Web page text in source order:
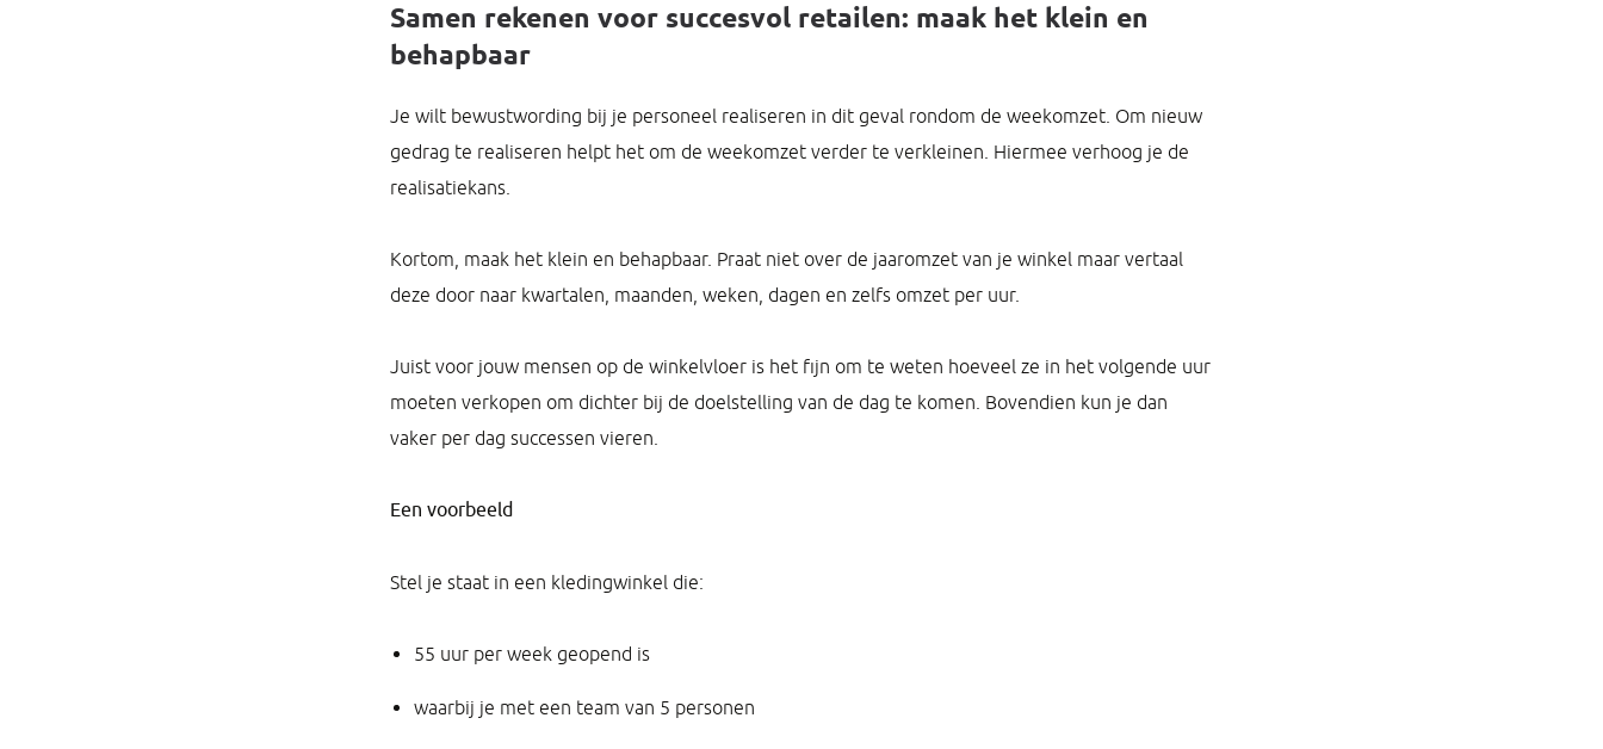
Samen rekenen voor succesvol retailen: maak het klein en
behapbaar
Je wilt bewustwording bij je personeel realiseren in dit geval rondom de weekomzet. Om nieuw
gedrag te realiseren helpt het om de weekomzet verder te verkleinen. Hiermee verhoog je de
realisatiekans.
Kortom, maak het klein en behapbaar. Praat niet over de jaaromzet van je winkel maar vertaal
deze door naar kwartalen, maanden, weken, dagen en zelfs omzet per uur.
Juist voor jouw mensen op de winkelvloer is het fijn om te weten hoeveel ze in het volgende uur
moeten verkopen om dichter bij de doelstelling van de dag te komen. Bovendien kun je dan
vaker per dag successen vieren.
Een voorbeeld
Stel je staat in een kledingwinkel die:
55 uur per week geopend is
waarbij je met een team van 5 personen